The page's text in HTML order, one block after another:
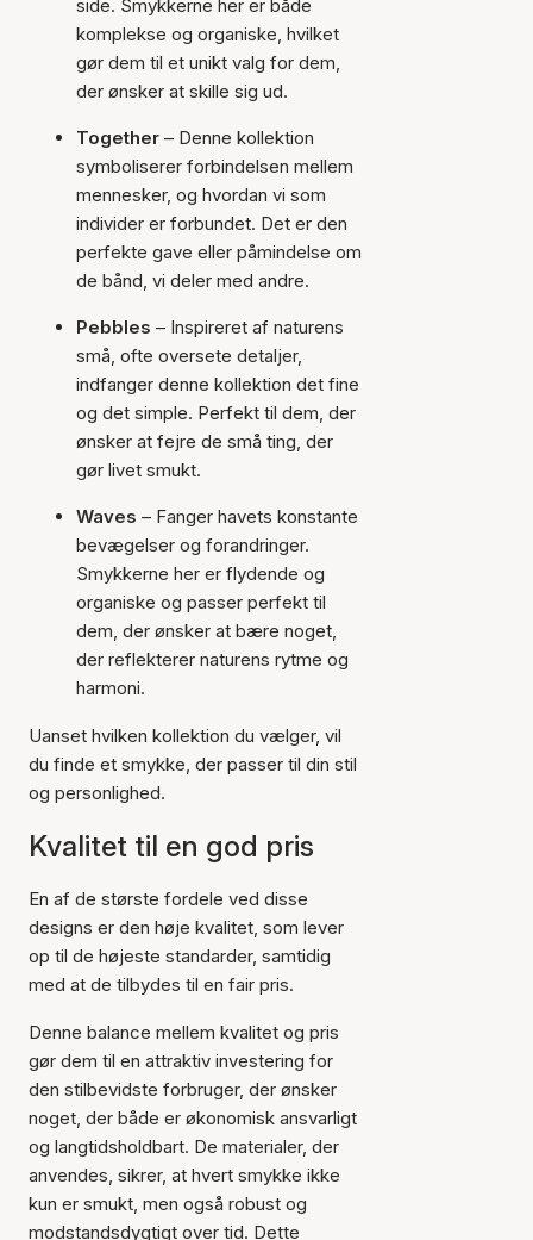
side. Smykkerne her er både
komplekse og organiske, hvilket
gør dem til et unikt valg for dem,
der ønsker at skille sig ud.
Together – Denne kollektion
symboliserer forbindelsen mellem
mennesker, og hvordan vi som
individer er forbundet. Det er den
perfekte gave eller påmindelse om
de bånd, vi deler med andre.
Pebbles – Inspireret af naturens
små, ofte oversete detaljer,
indfanger denne kollektion det fine
og det simple. Perfekt til dem, der
ønsker at fejre de små ting, der
gør livet smukt.
Waves – Fanger havets konstante
bevægelser og forandringer.
Smykkerne her er flydende og
organiske og passer perfekt til
dem, der ønsker at bære noget,
der reflekterer naturens rytme og
harmoni.
Uanset hvilken kollektion du vælger, vil
du finde et smykke, der passer til din stil
og personlighed.
Kvalitet til en god pris
En af de største fordele ved disse
designs er den høje kvalitet, som lever
op til de højeste standarder, samtidig
med at de tilbydes til en fair pris.
Denne balance mellem kvalitet og pris
gør dem til en attraktiv investering for
den stilbevidste forbruger, der ønsker
noget, der både er økonomisk ansvarligt
og langtidsholdbart. De materialer, der
anvendes, sikrer, at hvert smykke ikke
kun er smukt, men også robust og
modstandsdygtigt over tid. Dette